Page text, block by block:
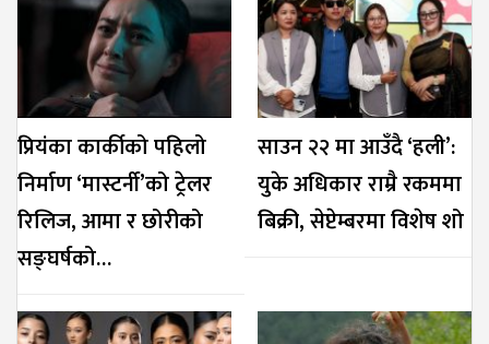
प्रियंका कार्कीको पहिलो
निर्माण ‘मास्टर्नी’को ट्रेलर
रिलिज, आमा र छोरीको
सङ्घर्षको…
साउन २२ मा आउँदै ‘हली’:
युके अधिकार राम्रै रकममा
बिक्री, सेप्टेम्बरमा विशेष शो